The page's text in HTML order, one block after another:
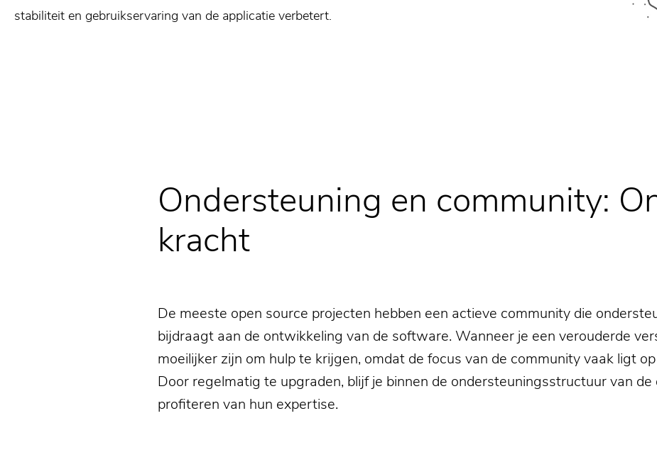
stabiliteit en gebruikservaring van de applicatie verbetert.
Ondersteuning en community:
kracht
De meeste open source projecten hebben een actieve community die
bijdraagt aan de ontwikkeling van de software. Wanneer je een verouderde
moeilijker zijn om hulp te krijgen, omdat de focus van de community vaak ligt
Door regelmatig te upgraden, blijf je binnen de ondersteuningsstructuur van de
profiteren van hun expertise.